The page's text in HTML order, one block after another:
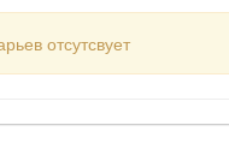
отсутсвует